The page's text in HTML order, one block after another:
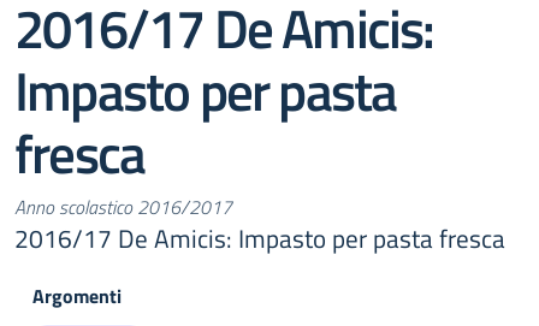
2016/17 De Amicis:
Impasto per pasta
fresca
Anno scolastico 2016/2017
2016/17 De Amicis: Impasto per pasta fresca
Argomenti